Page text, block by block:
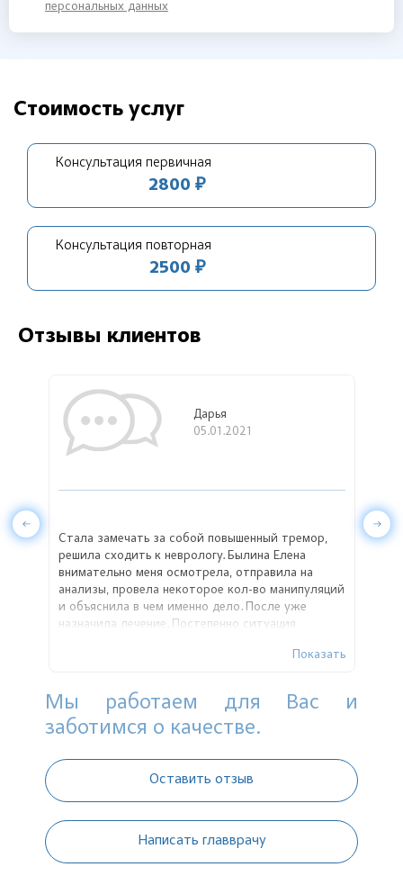
персональных данных
Стоимость услуг
Консультация первичная
2800 ₽
Консультация повторная
2500 ₽
Отзывы клиентов
Дарья
05.01.2021
Стала замечать за собой повышенный тремор,
решила сходить к неврологу. Былина Елена
внимательно меня осмотрела, отправила на
анализы, провела некоторое кол-во манипуляций
и объяснила в чем именно дело. После уже
назначила лечение. Постепенно ситуация
Показать
Мы работаем для Вас и
заботимся о качестве.
Оставить отзыв
Написать главврачу